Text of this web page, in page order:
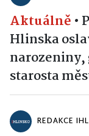
Aktuálně •
Hlinska
starosta
REDAKCE